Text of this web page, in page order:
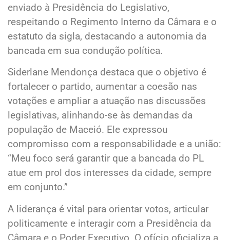
enviado à Presidência do Legislativo,
respeitando o Regimento Interno da Câmara e o
estatuto da sigla, destacando a autonomia da
bancada em sua condução política.
Siderlane Mendonça destaca que o objetivo é
fortalecer o partido, aumentar a coesão nas
votações e ampliar a atuação nas discussões
legislativas, alinhando-se às demandas da
população de Maceió. Ele expressou
compromisso com a responsabilidade e a união:
“Meu foco será garantir que a bancada do PL
atue em prol dos interesses da cidade, sempre
em conjunto.”
A liderança é vital para orientar votos, articular
politicamente e interagir com a Presidência da
Câmara e o Poder Executivo. O ofício oficializa a